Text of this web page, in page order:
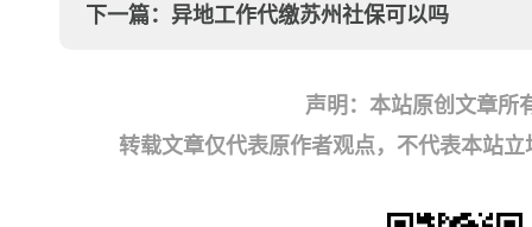
下一篇： 异地工作代缴苏州社保可以吗
声明：本站原创文章所
转载文章仅代表原作者观点，不代表本站